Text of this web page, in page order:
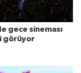
gece sineması
görüyor